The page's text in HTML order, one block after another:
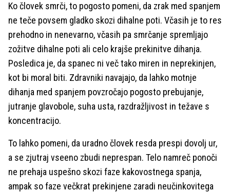
Ko človek smrči, to pogosto pomeni, da zrak med spanjem
ne teče povsem gladko skozi dihalne poti. Včasih je to res
prehodno in nenevarno, včasih pa smrčanje spremljajo
zožitve dihalne poti ali celo krajše prekinitve dihanja.
Posledica je, da spanec ni več tako miren in neprekinjen,
kot bi moral biti. Zdravniki navajajo, da lahko motnje
dihanja med spanjem povzročajo pogosto prebujanje,
jutranje glavobole, suha usta, razdražljivost in težave s
koncentracijo.
To lahko pomeni, da uradno človek resda prespi dovolj ur,
a se zjutraj vseeno zbudi neprespan. Telo namreč ponoči
ne prehaja uspešno skozi faze kakovostnega spanja,
ampak so faze večkrat prekinjene zaradi neučinkovitega